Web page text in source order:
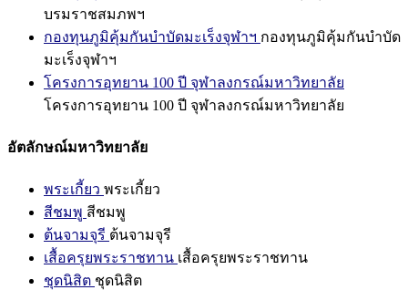
บรมราชสมภพฯ
กองทุนภูมิคุ้มกันบำบัดมะเร็งจุฬาฯ กองทุนภูมิคุ้มกันบำบัด
มะเร็งจุฬาฯ
โครงการอุทยาน 100 ปี จุฬาลงกรณ์มหาวิทยาลัย
โครงการอุทยาน 100 ปี จุฬาลงกรณ์มหาวิทยาลัย
อัตลักษณ์มหาวิทยาลัย
พระเกี้ยว พระเกี้ยว
สีชมพู สีชมพู
ต้นจามจุรี ต้นจามจุรี
เสื้อครุยพระราชทาน เสื้อครุยพระราชทาน
ชุดนิสิต ชุดนิสิต